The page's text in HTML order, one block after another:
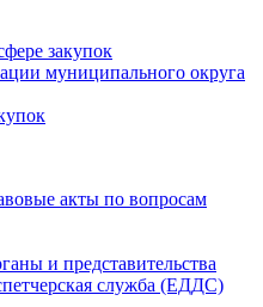
закупок
муниципального округа
акты по вопросам
и представительства
служба (ЕДДС)